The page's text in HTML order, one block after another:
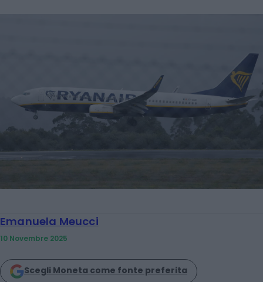
Emanuela Meucci
10 Novembre 2025
Scegli Moneta come fonte preferita